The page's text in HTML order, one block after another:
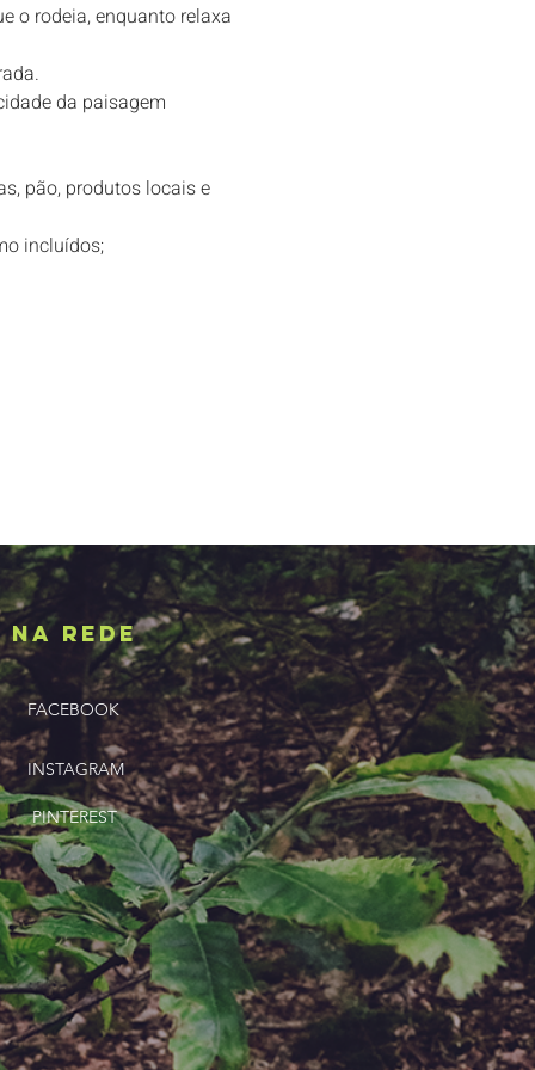
o rodeia, enquanto relaxa
da paisagem
pão, produtos locais e
incluídos;
NA REDE
FACEBOOK
INSTAGRAM
PINTEREST